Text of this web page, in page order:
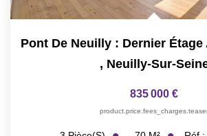
, Neuilly-Sur-
835 000 €